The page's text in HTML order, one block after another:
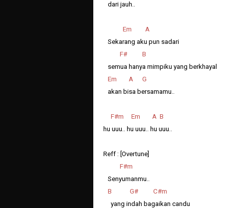
dari jauh..
Em A
Sekarang aku pun sadari
F# B
semua hanya mimpiku yang berkhayal
Em A G
akan bisa bersamamu..
F#m Em A B
hu uuu.. hu uuu.. hu uuu..
Reff : [Overtune]
F#m
Senyumanmu..
B G# C#m
yang indah bagaikan candu